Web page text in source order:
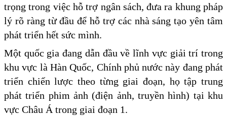
trọng trong việc hỗ trợ ngân sách, đưa ra khung pháp
lý rõ ràng từ đầu để hỗ trợ các nhà sáng tạo yên tâm
phát triển hết sức mình.
Một quốc gia đang dẫn đầu về lĩnh vực giải trí trong
khu vực là Hàn Quốc, Chính phủ nước này đang phát
triển chiến lược theo từng giai đoạn, họ tập trung
phát triển phim ảnh (điện ảnh, truyền hình) tại khu
vực Châu Á trong giai đoạn 1.